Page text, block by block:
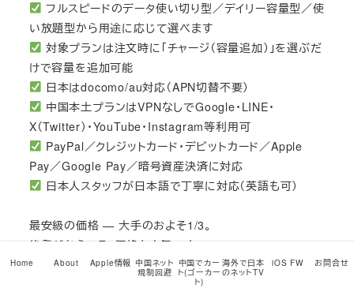
フルスピードのデータ使い切り型／デイリー容量型／使
い放題型から用途に応じて選べます
対象プランは注文時に「チャージ（容量追加）」を選ぶだ
けで容量を追加可能
日本はdocomo/au対応（APN切替不要）
中国本土プランはVPNなしでGoogle・LINE・
X（Twitter）・YouTube・Instagram等利用可
PayPal／クレジットカード・デビットカード／Apple
Pay／Google Pay／暗号資産決済に対応
日本人スタッフが日本語で丁寧に対応（英語も可）
最安級の価格 — 大手のおよそ1/3。
後発だからこそ、価格も本気です。
他社とぜひ比較してみてください！
Home About Apple情報 中国ネット
規制回避
中国でカー
ト(ゴーカー
ト)
海外で日本
のネットTV
iOS FW お問合せ